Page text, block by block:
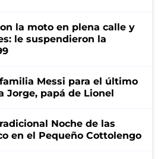
la moto en plena calle y
le suspendieron la
Messi para el último
Jorge, papá de Lionel
Noche de las
en el Pequeño Cottolengo